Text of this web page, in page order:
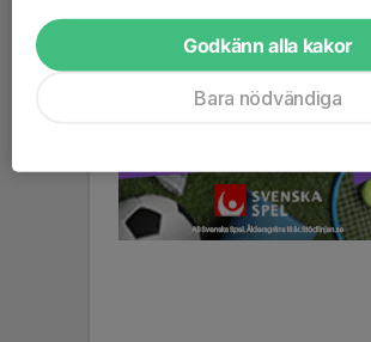
Godkänn alla kakor
Bara nödvändiga